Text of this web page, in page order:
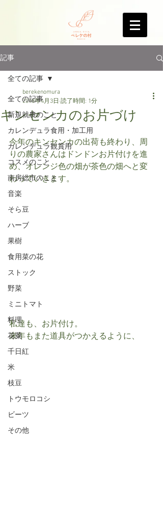
記事
全ての記事
新規就農のこと
カレンデュラ食用・加工用
カレンデュラ観賞用
コスメのこと
南房総市のこと
音楽
そら豆
ハーブ
果樹
食用菜の花
ストック
野菜
ミニトマト
料理
花粟
千日紅
米
枝豆
トウモロコシ
ビーツ
その他
全ての記事
キンセンカのお片づけ
berekenomura
2018年4月3日 読了時間: 1分
今年のキンセンカの出荷も終わり、周
りの農家さんはドンドンお片付けを進
め、オレンジ色の畑が茶色の畑へと変
わっていきます。
私達も、お片付け。
来年もまた道具がつかえるように、